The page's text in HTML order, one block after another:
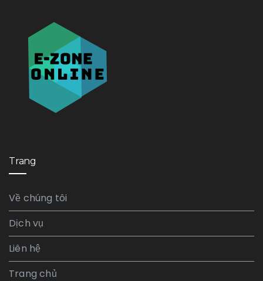
Trang
Về chúng tôi
Dịch vụ
Liên hệ
Trang chủ